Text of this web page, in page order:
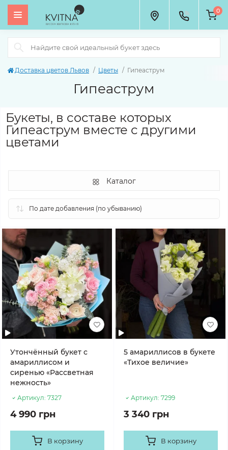
0
Доставка цветов Львов Цветы Гипеаструм
Гипеаструм
Букеты, в составе которых
Гипеаструм вместе с другими
цветами
Каталог
Утончённый букет с
амариллисом и
сиренью «Рассветная
нежность»
Артикул: 7327
4 990 грн
В корзину
5 амариллисов в букете
«Тихое величие»
Артикул: 7299
3 340 грн
В корзину